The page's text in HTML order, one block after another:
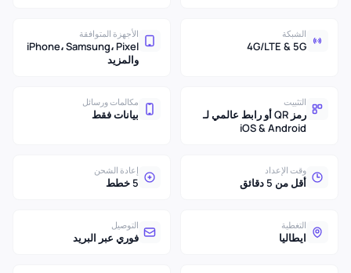
الشبكة
4G/LTE & 5G
الأجهزة المتوافقة
iPhone، Samsung، Pixel
والمزيد
التثبيت
رمز QR أو رابط عالمي لـ
iOS & Android
مكالمات ورسائل
بيانات فقط
وقت الإعداد
أقل من 5 دقائق
إعادة الشحن
5 خطط
التغطية
ايطاليا
التوصيل
فوري عبر البريد